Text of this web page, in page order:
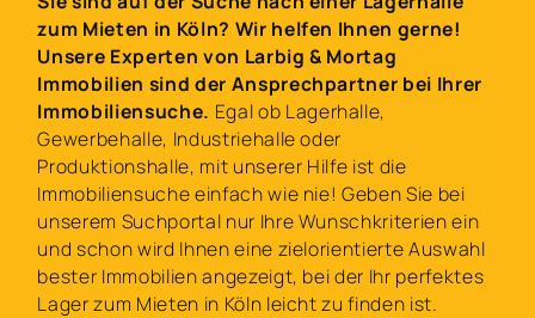
zum Mieten in Köln? Wir helfen Ihnen gerne!
Unsere Experten von Larbig & Mortag
Immobilien sind der Ansprechpartner bei Ihrer
Immobiliensuche. Egal ob Lagerhalle,
Gewerbehalle, Industriehalle oder
Produktionshalle, mit unserer Hilfe ist die
Immobiliensuche einfach wie nie! Geben Sie bei
unserem Suchportal nur Ihre Wunschkriterien ein
und schon wird Ihnen eine zielorientierte Auswahl
bester Immobilien angezeigt, bei der Ihr perfektes
Lager zum Mieten in Köln leicht zu finden ist.